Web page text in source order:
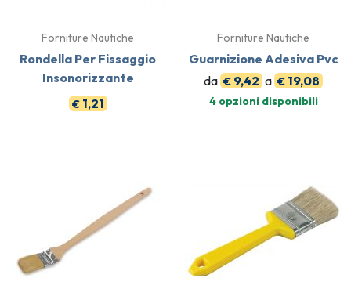
Forniture Nautiche
Rondella Per Fissaggio
Insonorizzante
€1,21
Forniture Nautiche
Guarnizione Adesiva Pvc
da € 9,42 a € 19,08
4 opzioni disponibili